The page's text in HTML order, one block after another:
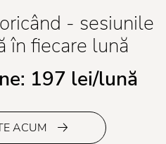
- sesiunile
în fiecare lună
197 lei/lună
ACUM